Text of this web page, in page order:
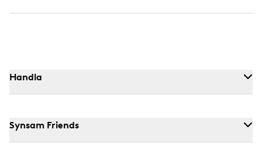
Handla
Synsam Friends